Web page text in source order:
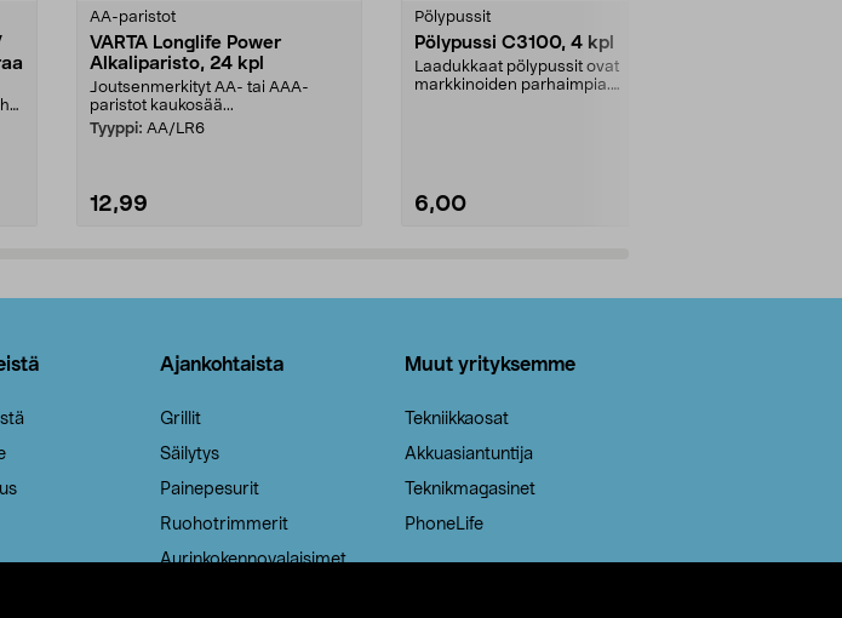
AA-paristot
VARTA Longlife Power
Alkaliparisto, 24 kpl
Joutsenmerkityt AA- tai AAA-
paristot kaukosää...
Tyyppi: AA/LR6
12,99
Pölypussit
Pölypussi C3100, 4 kpl
Laadukkaat pölypussit ovat
markkinoiden parhaimpia.
6,00
Ajankohtaista
Grillit
Säilytys
Painepesurit
Ruohotrimmerit
Aurinkokennovalaisimet
Muut yrityksemme
Tekniikkaosat
Akkuasiantuntija
Teknikmagasinet
PhoneLife